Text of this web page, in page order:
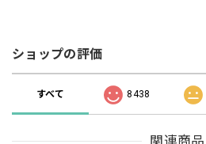
ショップの評価
すべて 8438